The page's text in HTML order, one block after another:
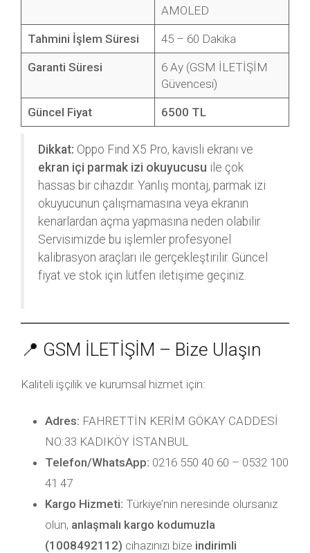
AMOLED
Tahmini İşlem Süresi 45 – 60 Dakika
Garanti Süresi
6 Ay (GSM İLETİŞİM
Güvencesi)
Güncel Fiyat 6500 TL
Dikkat: Oppo Find X5 Pro, kavisli ekranı ve
ekran içi parmak izi okuyucusu ile çok
hassas bir cihazdır. Yanlış montaj, parmak izi
okuyucunun çalışmamasına veya ekranın
kenarlardan açma yapmasına neden olabilir.
Servisimizde bu işlemler profesyonel
kalibrasyon araçları ile gerçekleştirilir. Güncel
fiyat ve stok için lütfen iletişime geçiniz.
📍 GSM İLETİŞİM – Bize Ulaşın
Kaliteli işçilik ve kurumsal hizmet için:
Adres: FAHRETTİN KERİM GÖKAY CADDESİ
NO:33 KADIKÖY İSTANBUL
Telefon/WhatsApp: 0216 550 40 60 – 0532 100
41 47
Kargo Hizmeti: Türkiye’nin neresinde olursanız
olun, anlaşmalı kargo kodumuzla
(1008492112) cihazınızı bize indirimli